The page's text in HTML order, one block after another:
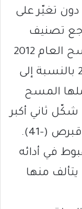
دون تغيّر على
تصنيف
لبنان 35 نقطة من المرتبة 38 في مسح العام 2012
إلى المرتبة ال73 عالمياً في العام 2016 بالنسبة إلى
المسح
شكّل ثاني أكبر
(-41).
في أدائه
منها